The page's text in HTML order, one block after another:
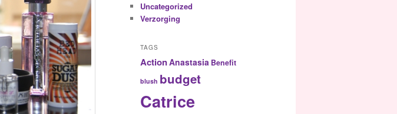
Uncategorized
Verzorging
TAGS
ActionAnastasia Benefit
blush budget
Catrice